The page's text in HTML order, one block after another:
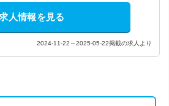
人情報を見る
2024-11-22～2025-05-22掲載の求人より